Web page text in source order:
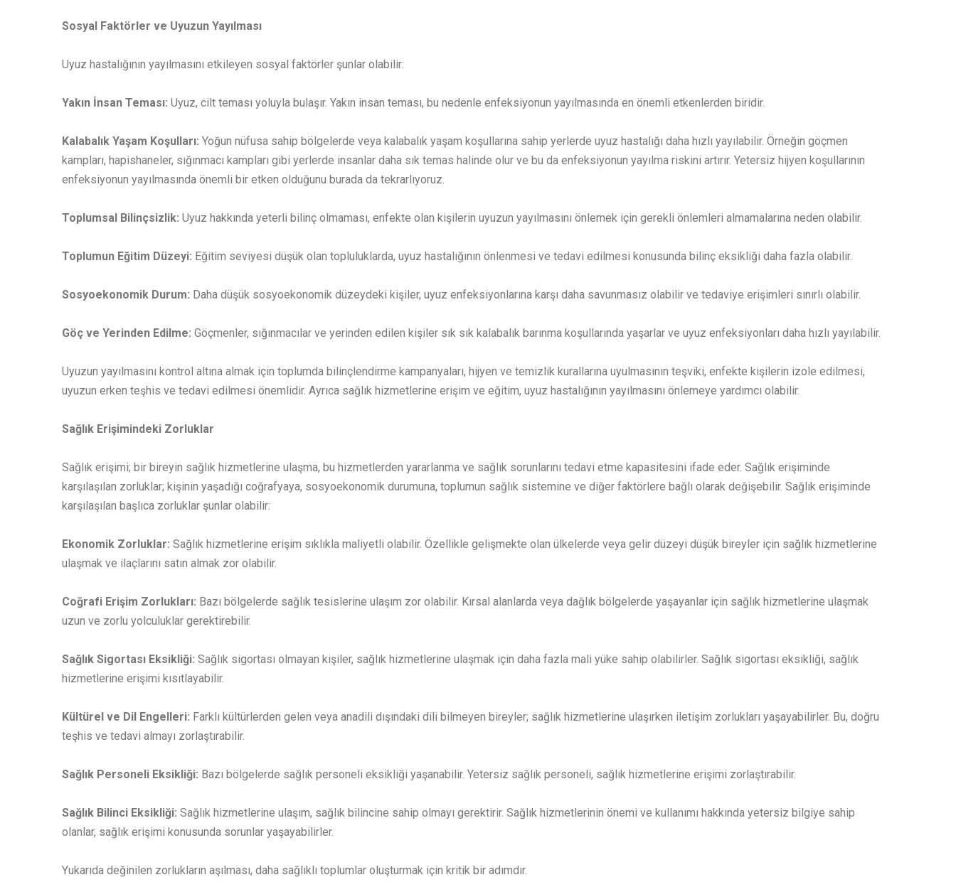
Sosyal Faktörler ve Uyuzun Yayılması
Uyuz hastalığının yayılmasını etkileyen sosyal faktörler şunlar olabilir:
Yakın İnsan Teması: Uyuz, cilt teması yoluyla bulaşır. Yakın insan teması, bu nedenle enfeksiyonun yayılmasında en önemli etkenlerden biridir.
Kalabalık Yaşam Koşulları: Yoğun nüfusa sahip bölgelerde veya kalabalık yaşam koşullarına sahip yerlerde uyuz hastalığı daha hızlı yayılabilir. Örneğin göçmen
kampları, hapishaneler, sığınmacı kampları gibi yerlerde insanlar daha sık temas halinde olur ve bu da enfeksiyonun yayılma riskini artırır. Yetersiz hijyen koşullarının
enfeksiyonun yayılmasında önemli bir etken olduğunu burada da tekrarlıyoruz.
Toplumsal Bilinçsizlik: Uyuz hakkında yeterli bilinç olmaması, enfekte olan kişilerin uyuzun yayılmasını önlemek için gerekli önlemleri almamalarına neden olabilir.
Toplumun Eğitim Düzeyi: Eğitim seviyesi düşük olan topluluklarda, uyuz hastalığının önlenmesi ve tedavi edilmesi konusunda bilinç eksikliği daha fazla olabilir.
Sosyoekonomik Durum: Daha düşük sosyoekonomik düzeydeki kişiler, uyuz enfeksiyonlarına karşı daha savunmasız olabilir ve tedaviye erişimleri sınırlı olabilir.
Göç ve Yerinden Edilme: Göçmenler, sığınmacılar ve yerinden edilen kişiler sık sık kalabalık barınma koşullarında yaşarlar ve uyuz enfeksiyonları daha hızlı yayılabilir.
Uyuzun yayılmasını kontrol altına almak için toplumda bilinçlendirme kampanyaları, hijyen ve temizlik kurallarına uyulmasının teşviki, enfekte kişilerin izole edilmesi,
uyuzun erken teşhis ve tedavi edilmesi önemlidir. Ayrıca sağlık hizmetlerine erişim ve eğitim, uyuz hastalığının yayılmasını önlemeye yardımcı olabilir.
Sağlık Erişimindeki Zorluklar
Sağlık erişimi; bir bireyin sağlık hizmetlerine ulaşma, bu hizmetlerden yararlanma ve sağlık sorunlarını tedavi etme kapasitesini ifade eder. Sağlık erişiminde
karşılaşılan zorluklar; kişinin yaşadığı coğrafyaya, sosyoekonomik durumuna, toplumun sağlık sistemine ve diğer faktörlere bağlı olarak değişebilir. Sağlık erişiminde
karşılaşılan başlıca zorluklar şunlar olabilir:
Ekonomik Zorluklar: Sağlık hizmetlerine erişim sıklıkla maliyetli olabilir. Özellikle gelişmekte olan ülkelerde veya gelir düzeyi düşük bireyler için sağlık hizmetlerine
ulaşmak ve ilaçlarını satın almak zor olabilir.
Coğrafi Erişim Zorlukları: Bazı bölgelerde sağlık tesislerine ulaşım zor olabilir. Kırsal alanlarda veya dağlık bölgelerde yaşayanlar için sağlık hizmetlerine ulaşmak
uzun ve zorlu yolculuklar gerektirebilir.
Sağlık Sigortası Eksikliği: Sağlık sigortası olmayan kişiler, sağlık hizmetlerine ulaşmak için daha fazla mali yüke sahip olabilirler. Sağlık sigortası eksikliği, sağlık
hizmetlerine erişimi kısıtlayabilir.
Kültürel ve Dil Engelleri: Farklı kültürlerden gelen veya anadili dışındaki dili bilmeyen bireyler; sağlık hizmetlerine ulaşırken iletişim zorlukları yaşayabilirler. Bu, doğru
teşhis ve tedavi almayı zorlaştırabilir.
Sağlık Personeli Eksikliği: Bazı bölgelerde sağlık personeli eksikliği yaşanabilir. Yetersiz sağlık personeli, sağlık hizmetlerine erişimi zorlaştırabilir.
Sağlık Bilinci Eksikliği: Sağlık hizmetlerine ulaşım, sağlık bilincine sahip olmayı gerektirir. Sağlık hizmetlerinin önemi ve kullanımı hakkında yetersiz bilgiye sahip
olanlar, sağlık erişimi konusunda sorunlar yaşayabilirler.
Yukarıda değinilen zorlukların aşılması, daha sağlıklı toplumlar oluşturmak için kritik bir adımdır.